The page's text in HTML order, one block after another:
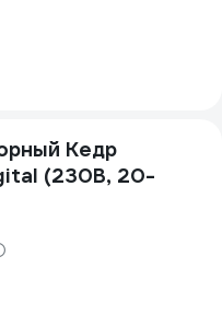
Кедр
(230В, 20-